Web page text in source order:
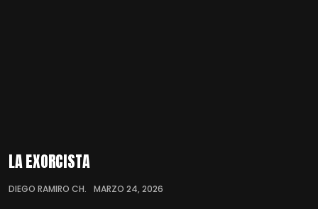
LA EXORCISTA
DIEGO RAMIRO CH. MARZO 24, 2026